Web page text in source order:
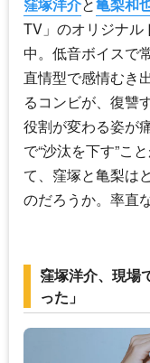
TV」のオリジナル
中。低音ボイスで
直情型で感情むき
るコンビが、復讐
役割が変わる姿が
で“沙汰を下す”こ
て、窪塚と亀梨は
のだろうか。率直
窪塚洋介、現場
った」